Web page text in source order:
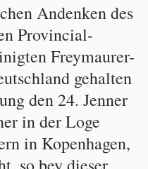
Andenken des
Provincial-
Freymaurer-
gehalten
den 24. Jenner
in der Loge
in Kopenhagen,
so bey dieser